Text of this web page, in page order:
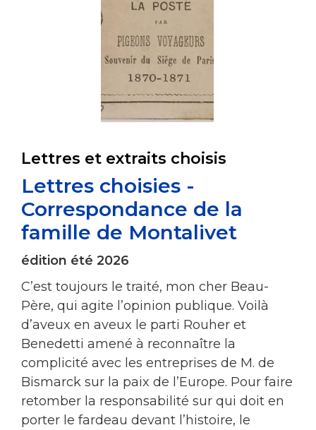
Lettres et extraits choisis
Lettres choisies -
Correspondance de la
famille de Montalivet
édition été 2026
C’est toujours le traité, mon cher Beau-
Père, qui agite l’opinion publique. Voilà
d’aveux en aveux le parti Rouher et
Benedetti amené à reconnaître la
complicité avec les entreprises de M. de
Bismarck sur la paix de l’Europe. Pour faire
retomber la responsabilité sur qui doit en
porter le fardeau devant l’histoire, le